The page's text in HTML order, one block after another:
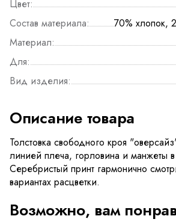
Цвет:
Состав материала:
70% хлопок,
Материал:
Для:
Вид изделия:
Описание товара
Толстовка свободного кроя
линией плеча, горловина и манжеты
Серебристый принт гармонично
вариантах расцветки.
Возможно, вам